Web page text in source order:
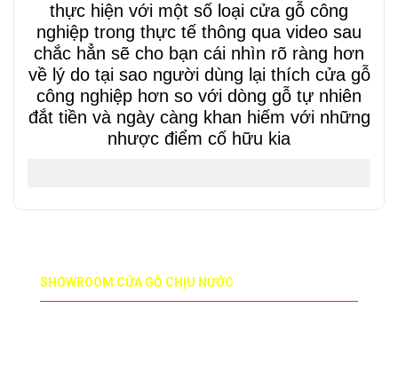
thực hiện với một số loại cửa gỗ công
nghiệp trong thực tế thông qua video sau
chắc hẳn sẽ cho bạn cái nhìn rõ ràng hơn
về lý do tại sao người dùng lại thích cửa gỗ
công nghiệp hơn so với dòng gỗ tự nhiên
đắt tiền và ngày càng khan hiếm với những
nhược điểm cố hữu kia
SHOWROOM CỬA GỖ CHỊU NƯỚC